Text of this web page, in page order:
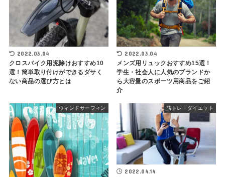
2022.03.04
クロスバイク用泥除けおすすめ10
選！簡単取り付けができるダサく
ない商品の選び方とは
2022.03.04
メンズ用リュックおすすめ15選！
学生・社会人に人気のブランドか
ら大容量のスポーツ用商品をご紹
介
ウィンドサーフィン 筋トレ・ダイエット
2022.04.14